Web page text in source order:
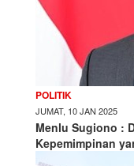
POLITIK
JUMAT, 10 JAN 2025
Menlu Sugiono :
Kepemimpinan